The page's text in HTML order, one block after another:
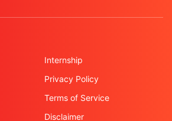
Internship
Privacy Policy
Terms of Service
Disclaimer